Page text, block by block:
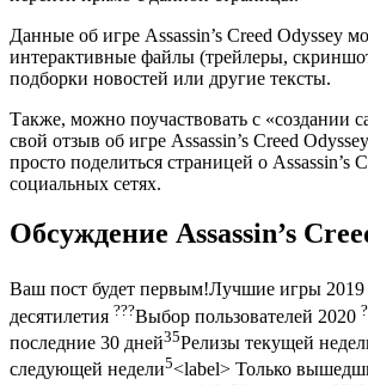
Данные об игре Assassin’s Creed Odyssey
интерактивные файлы (трейлеры,
подборки новостей или другие тексты.
Также, можно поучаствовать с «создании
свой отзыв об игре Assassin’s Creed
просто поделиться страницей о Assassin’s
социальных сетях.
Обсуждение Assassin’s
Ваш пост будет первым!Лучшие игры 2019
десятилетия ???Выбор пользователей 2020
последние 30 дней35Релизы текущей
следующей недели5<label> Только